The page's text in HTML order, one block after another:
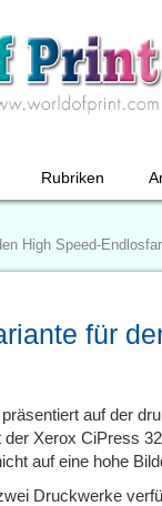
Rubriken
High Speed-
für
auf der
Xerox CiPress
auf eine hohe
Druckwerke